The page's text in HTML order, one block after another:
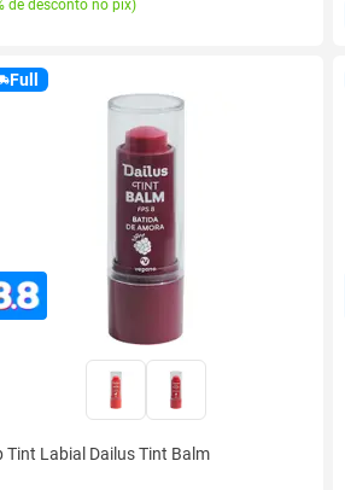
de desconto no pix)
Full
Tint Labial Dailus Tint Balm